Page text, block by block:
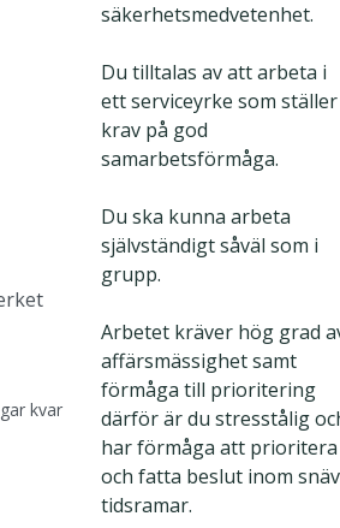
kvar
säkerhetsmedvetenhet.
Du tilltalas av att arbeta i
ett serviceyrke som ställer
krav på god
samarbetsförmåga.
Du ska kunna arbeta
självständigt såväl som i
grupp.
Arbetet kräver hög grad
affärsmässighet samt
förmåga till prioritering
därför är du stresstålig
har förmåga att prioritera
och fatta beslut inom
tidsramar.